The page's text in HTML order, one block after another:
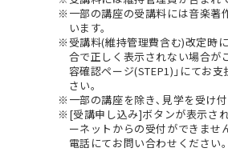
一部の講座の受講料には音楽著
います。
受講料(維持管理費含む)改定時
合で正しく表示されない場合が
容確認ページ(STEP1)｣にてお
さい。
一部の講座を除き､見学を受け付
[受講申し込み]ボタンが表示さ
ーネットからの受付ができませ
電話にてお問い合わせください。